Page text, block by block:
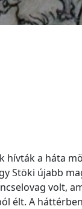
hívták a háta
Stöki újabb
volt,
élt. A